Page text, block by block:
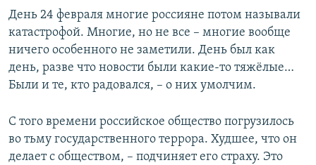
День 24 февраля многие россияне потом называли
катастрофой. Многие, но не все – многие вообще
ничего особенного не заметили. День был как
день, разве что новости были какие-то тяжёлые…
Были и те, кто радовался, – о них умолчим.
С того времени российское общество погрузилось
во тьму государственного террора. Худшее, что он
делает с обществом, – подчиняет его страху. Это